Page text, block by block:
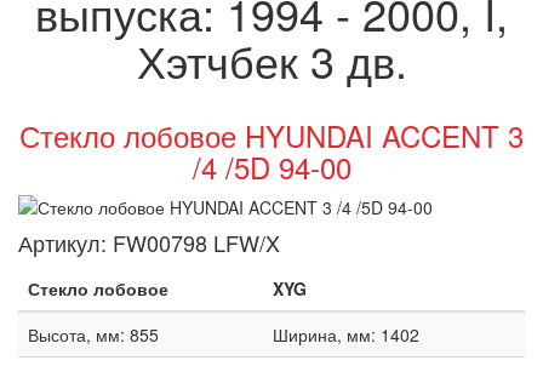
выпуска: 1994 - 2000, I,
Хэтчбек 3 дв.
Стекло лобовое HYUNDAI ACCENT 3
/4 /5D 94-00
Артикул: FW00798 LFW/X
Стекло лобовое
XYG
Высота, мм: 855
Ширина, мм: 1402